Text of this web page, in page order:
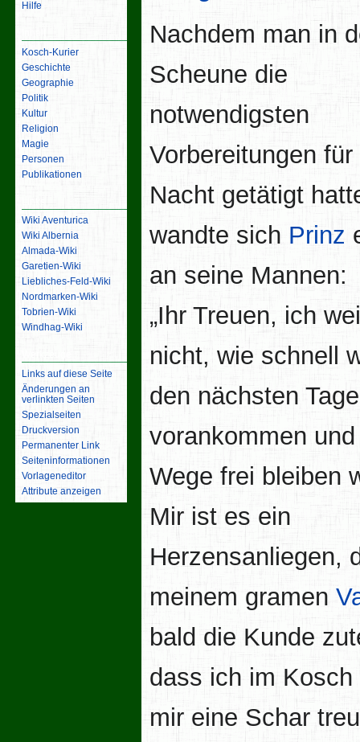
Nachdem man in
Scheune die
notwendigsten
Vorbereitungen für
Nacht getätigt
wandte sich Prinz
an seine Mannen:
„Ihr Treuen, ich
nicht, wie schnell
den nächsten
vorankommen
Wege frei bleiben
Mir ist es ein
Herzensanliegen,
meinem gramen
bald die Kunde
dass ich im Kosch
mir eine Schar
Hilfe
Kosch-Kurier
Geschichte
Geographie
Politik
Kultur
Religion
Magie
Personen
Publikationen
Wiki Aventurica
Wiki Albernia
Almada-Wiki
Garetien-Wiki
Liebliches-Feld-Wiki
Nordmarken-Wiki
Tobrien-Wiki
Windhag-Wiki
Links auf diese Seite
Änderungen an
verlinkten Seiten
Spezialseiten
Druckversion
Permanenter Link
Seiten­­informationen
Vorlageneditor
Attribute anzeigen